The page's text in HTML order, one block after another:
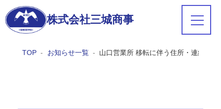
株式会社三城商事
TOP お知らせ一覧 山口営業所 移転に伴う住所・連絡先変